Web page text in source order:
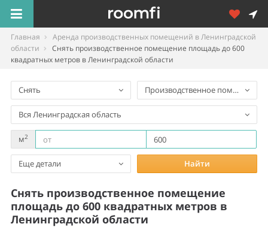
Главная
Аренда производственных помещений в Ленинградской
области
Снять производственное помещение площадь до 600
квадратных метров в Ленинградской области
Снять Производственное помещение
Вся Ленинградская область
м2
Еще детали Найти
Снять производственное помещение
площадь до 600 квадратных метров в
Ленинградской области